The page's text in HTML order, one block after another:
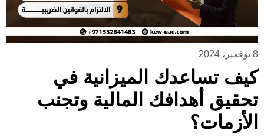
8 نوفمبر، 2024
كيف تساعدك الميزانية في
تحقيق أهدافك المالية وتجنب
الأزمات؟